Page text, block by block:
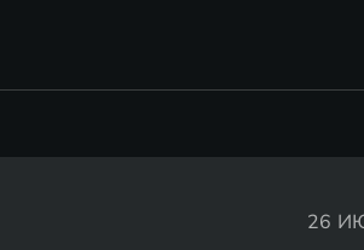
26